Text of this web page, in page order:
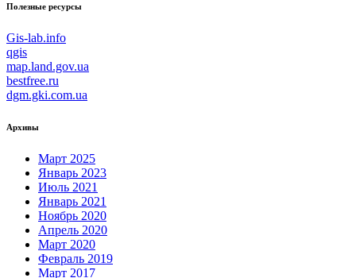
Полезные ресурсы
Gis-lab.info
qgis
map.land.gov.ua
bestfree.ru
dgm.gki.com.ua
Архивы
Март 2025
Январь 2023
Июль 2021
Январь 2021
Ноябрь 2020
Апрель 2020
Март 2020
Февраль 2019
Март 2017